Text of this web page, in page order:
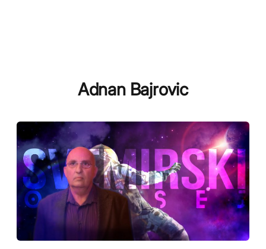
Adnan Bajrovic